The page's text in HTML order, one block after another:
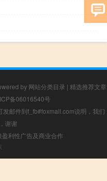
by 网站分类目录 | 精选推荐文章
备06016540号
邮件到f_fb#foxmail.com说明，我们
谢谢
利性广告及商业合作